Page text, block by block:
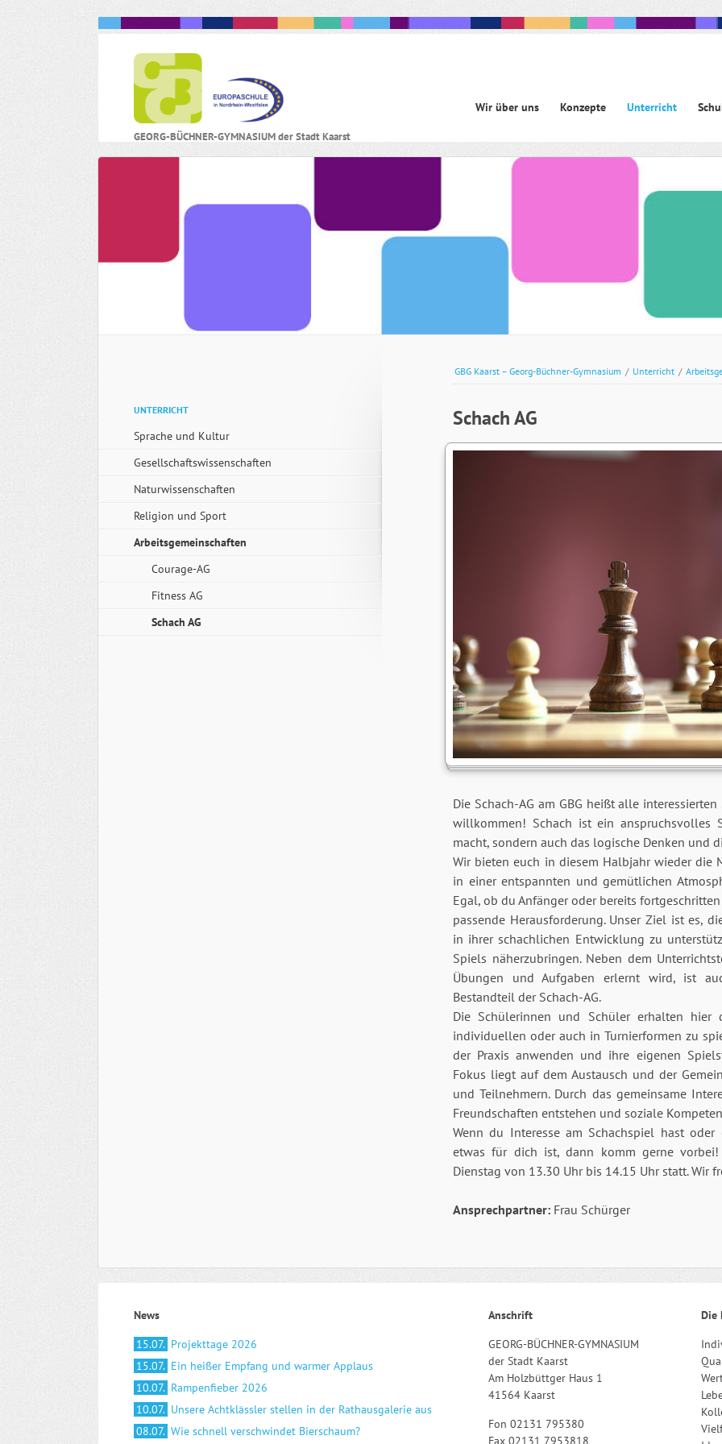
GEORG-BÜCHNER-GYMNASIUM der Stadt Kaarst
Navigation
Wir über uns Konzepte Unterricht
Navigation
GBG Kaarst – Georg-Büchner-Gymnasium / Unterricht /
Schach AG
Die Schach-AG am GBG heißt alle
willkommen! Schach ist ein anspruchsvolles
macht, sondern auch das logische Denken und
Wir bieten euch in diesem Halbjahr wieder die
in einer entspannten und gemütlichen
Egal, ob du Anfänger oder bereits
passende Herausforderung. Unser Ziel ist es,
in ihrer schachlichen Entwicklung zu
Spiels näherzubringen. Neben dem
Übungen und Aufgaben erlernt wird, ist
Bestandteil der Schach-AG.
Die Schülerinnen und Schüler erhalten hier
individuellen oder auch in Turnierformen zu
der Praxis anwenden und ihre eigenen
Fokus liegt auf dem Austausch und der
und Teilnehmern. Durch das gemeinsame
Freundschaften entstehen und soziale
Wenn du Interesse am Schachspiel hast
etwas für dich ist, dann komm gerne
Dienstag von 13.30 Uhr bis 14.15 Uhr statt. Wir
Ansprechpartner: Frau Schürger
Navigation
UNTERRICHT
Sprache und Kultur
Gesellschaftswissenschaften
Naturwissenschaften
Religion und Sport
Arbeitsgemeinschaften
Courage-AG
Fitness AG
Schach AG
News
15.07. Projekttage 2026
15.07. Ein heißer Empfang und warmer Applaus
10.07. Rampenfieber 2026
10.07. Unsere Achtklässler stellen in der Rathausgalerie aus
08.07. Wie schnell verschwindet Bierschaum?
Anschrift
GEORG-BÜCHNER-GYMNASIUM
der Stadt Kaarst
Am Holzbüttger Haus 1
41564 Kaarst
Fon 02131 795380
Fax 02131 7953818
Die